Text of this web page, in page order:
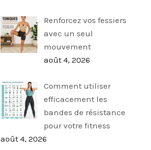
Renforcez vos fessiers
avec un seul
mouvement
août 4, 2026
Comment utiliser
efficacement les
bandes de résistance
pour votre fitness
août 4, 2026